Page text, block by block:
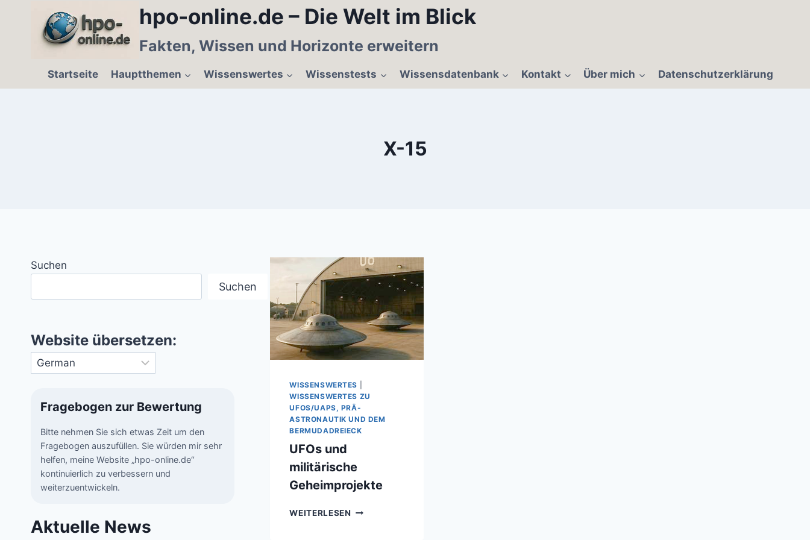
hpo-online.de – Die Welt im Blick
Fakten, Wissen und Horizonte erweitern
Startseite Hauptthemen Wissenswertes Wissenstests Wissensdatenbank Kontakt Über mich Datenschutzerklärung
X-15
WISSENSWERTES
WISSENSWERTES ZU
UFOS/UAPS, PRÄ-
ASTRONAUTIK UND DEM
BERMUDADREIECK
UFOs und
militärische
Geheimprojekte
WEITERLESEN UFOS
Suchen
Suchen
Website übersetzen:
Fragebogen zur Bewertung
Bitte nehmen Sie sich etwas Zeit um den
Fragebogen auszufüllen. Sie würden mir sehr
helfen, meine Website „hpo-online.de“
kontinuierlich zu verbessern und
weiterzuentwickeln.
Aktuelle News